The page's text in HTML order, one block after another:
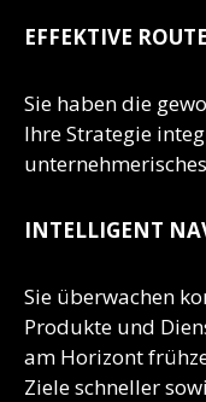
EFFEKTIVE
Sie haben die
Ihre Strategie
INTELLIGENT
Sie überwachen
Produkte und
am Horizont
Ziele schneller